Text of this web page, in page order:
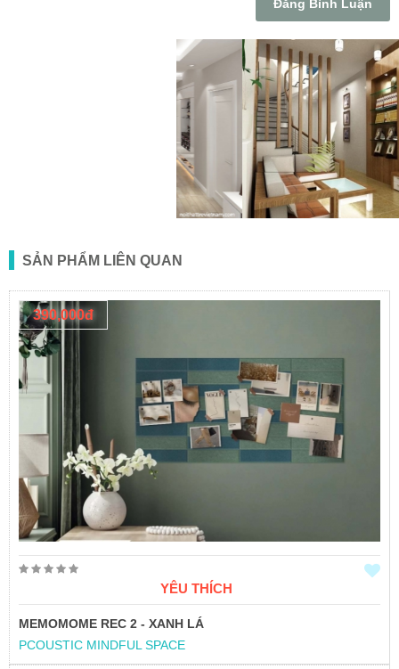
Đăng Bình Luận
SẢN PHẨM LIÊN QUAN
390,000đ
YÊU THÍCH
MEMOMOME REC 2 - XANH LÁ
PCOUSTIC MINDFUL SPACE